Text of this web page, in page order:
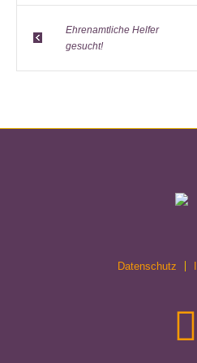
Ehrenamtliche Helfer
gesucht!
Datenschutz